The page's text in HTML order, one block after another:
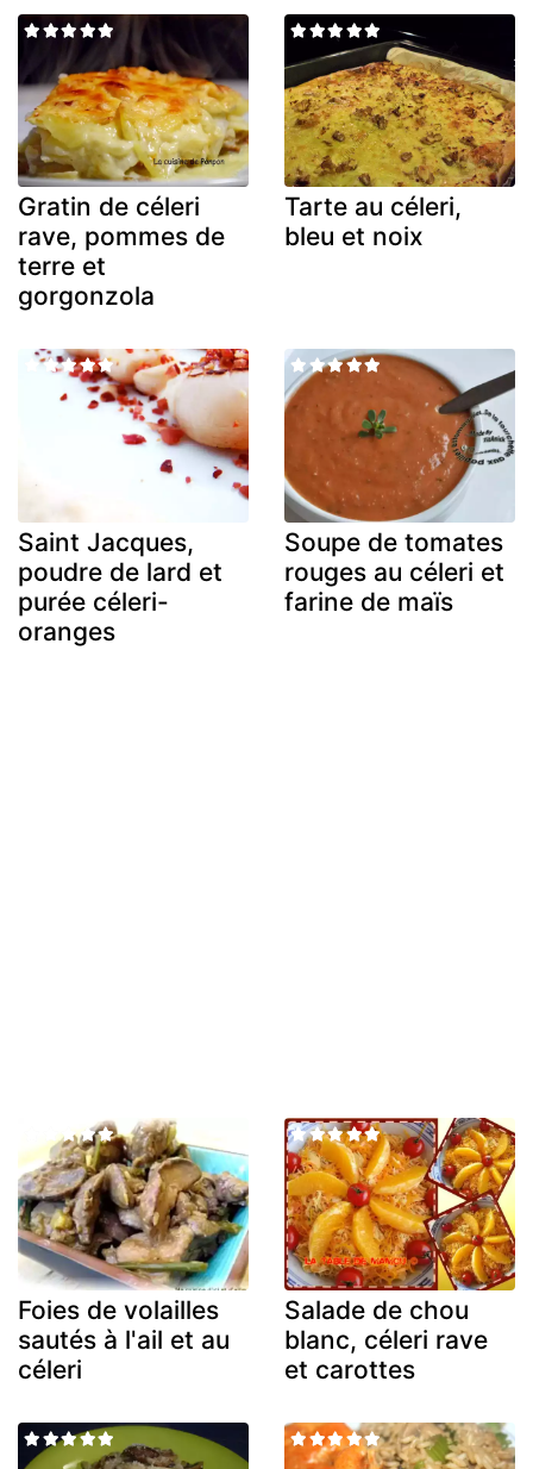
Gratin de céleri
rave, pommes de
terre et
gorgonzola
Tarte au céleri,
bleu et noix
Saint Jacques,
poudre de lard et
purée céleri-
oranges
Soupe de tomates
rouges au céleri et
farine de maïs
Foies de volailles
sautés à l'ail et au
céleri
Salade de chou
blanc, céleri rave
et carottes